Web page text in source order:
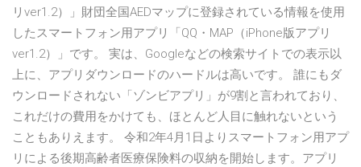
リver1.2）」財団全国AEDマップに登録されている情報を使用
したスマートフォン用アプリ「QQ・MAP（iPhone版アプリ
ver1.2）」です。 実は、Googleなどの検索サイトでの表示以
上に、アプリダウンロードのハードルは高いです。 誰にもダ
ウンロードされない「ゾンビアプリ」が9割と言われており、
これだけの費用をかけても、ほとんど人目に触れないという
こともありえます。 令和2年4月1日よりスマートフォン用アプ
リによる後期高齢者医療保険料の収納を開始します。アプリ